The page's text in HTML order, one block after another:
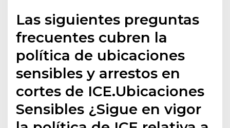
Las siguientes preguntas
frecuentes cubren la
política de ubicaciones
sensibles y arrestos en
cortes de ICE.Ubicaciones
Sensibles ¿Sigue en vigor